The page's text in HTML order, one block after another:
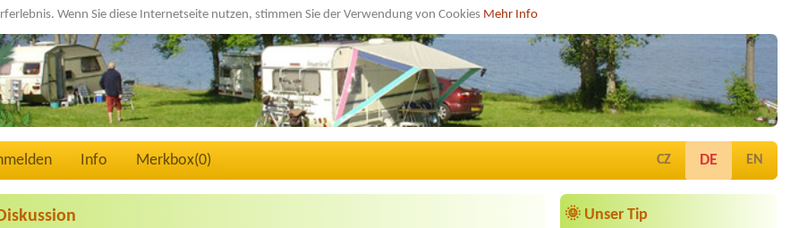
Wenn Sie diese Internetseite nutzen, stimmen Sie der Verwendung von Cookies Mehr Info
Info Merkbox(0) CZ DE EN
🌞 Unser Tip